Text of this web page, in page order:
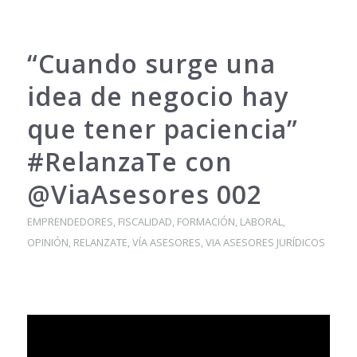
“Cuando surge una
idea de negocio hay
que tener paciencia”
#RelanzaTe con
@ViaAsesores 002
EMPRENDEDORES, FISCALIDAD, FORMACIÓN, LABORAL,
OPINIÓN, RELANZATE,VÍA ASESORES,VIA ASESORES JURÍDICOS